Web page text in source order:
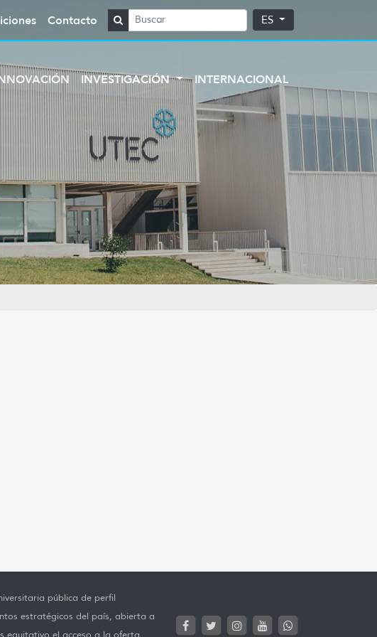
Contacto ES
INVESTIGACIÓN INTERNACIONAL
pública de perfil
estratégicos del país, abierta a